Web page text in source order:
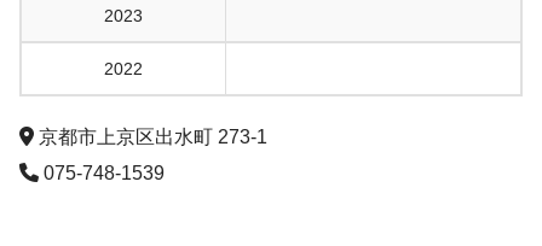
2023
2022
京都市上京区出水町 273-1
075-748-1539